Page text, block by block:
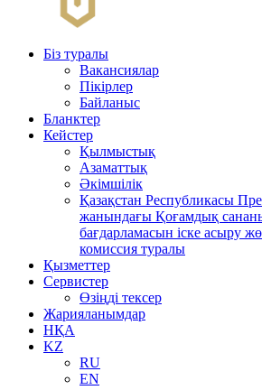
Біз туралы
Вакансиялар
Пікірлер
Байланыс
Бланктер
Кейстер
Қылмыстық
Азаматтық
Әкімшілік
Қазақстан Республикасы
жанындағы Қоғамдық
бағдарламасын іске асыру
комиссия туралы
Қызметтер
Сервистер
Өзіңді тексер
Жарияланымдар
НҚА
KZ
RU
EN